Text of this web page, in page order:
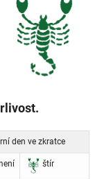
den ve zkratce
štír